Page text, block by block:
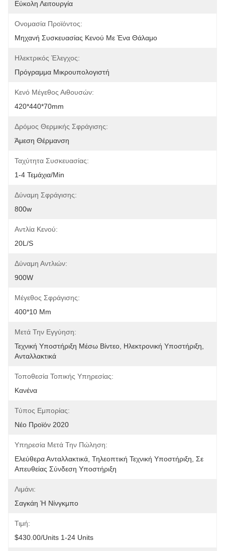
Εύκολη Λειτουργία
Ονομασία Προϊόντος:
Μηχανή Συσκευασίας Κενού Με Ένα Θάλαμο
Ηλεκτρικός Έλεγχος:
Πρόγραμμα Μικρουπολογιστή
Κενό Μέγεθος Αιθουσών:
420*440*70mm
Δρόμος Θερμικής Σφράγισης:
Άμεση Θέρμανση
Ταχύτητα Συσκευασίας:
1-4 Τεμάχια/min
Δύναμη Σφράγισης:
800w
Αντλία Κενού:
20L/s
Δύναμη Αντλιών:
900W
Μέγεθος Σφράγισης:
400*10 Mm
Μετά Την Εγγύηση:
Τεχνική Υποστήριξη Μέσω Βίντεο, Ηλεκτρονική Υποστήριξη,
Ανταλλακτικά
Τοποθεσία Τοπικής Υπηρεσίας:
Κανένα
Τύπος Εμπορίας:
Νέο Προϊόν 2020
Υπηρεσία Μετά Την Πώληση:
Ελεύθερα Ανταλλακτικά, Τηλεοπτική Τεχνική Υποστήριξη, Σε
Απευθείας Σύνδεση Υποστήριξη
Λιμάνι:
Σαγκάη Ή Νίνγκμπο
Τιμή:
$430.00/units 1-24 Units